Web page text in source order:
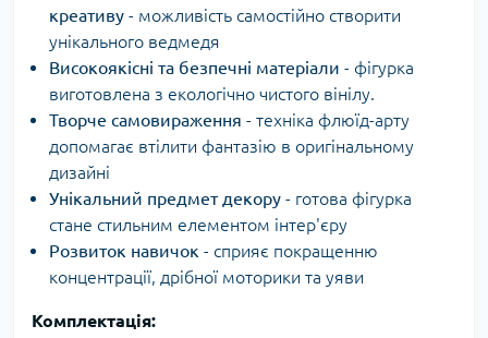
креативу - можливість самостійно створити
унікального ведмедя
Високоякісні та безпечні матеріали - фігурка
виготовлена з екологічно чистого вінілу.
Творче самовираження - техніка флюїд-арту
допомагає втілити фантазію в оригінальному
дизайні
Унікальний предмет декору - готова фігурка
стане стильним елементом інтер'єру
Розвиток навичок - сприяє покращенню
концентрації, дрібної моторики та уяви
Комплектація: